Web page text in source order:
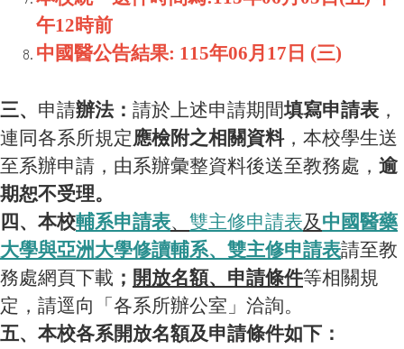
午12時前
中國醫公告結果: 115年06月17日 (三)
三、 申請辦法： 請於上述申請期間填寫申請表 ，
連同各系所規定應檢附之相關資料，本校學生送
至系辦申請，由系辦彙整資料後送至教務處， 逾
期恕不受理。
四、本校輔系申請表、 雙主修申請表及 中國醫藥
大學與亞洲大學修讀輔系、雙主修申請表請至教
務處網頁下載 ； 開放名額、申請條件等相關規
定，請逕向「各系所辦公室」洽詢。
五、本校各系開放名額及申請條件如下 ：